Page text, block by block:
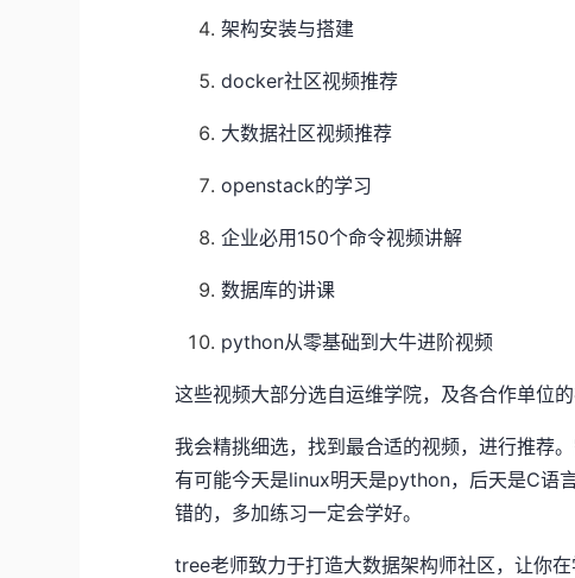
架构安装与搭建
docker社区视频推荐
大数据社区视频推荐
openstack的学习
企业必用150个命令视频讲解
数据库的讲课
python从零基础到大牛进阶视频
这些视频大部分选自运维学院，及各合作单位
我会精挑细选，找到最合适的视频，进行推荐
有可能今天是linux明天是python，后天是C语
错的，多加练习一定会学好。
tree老师致力于打造大数据架构师社区，让你